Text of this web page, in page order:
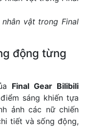
vật trong Final
động từng
Final Gear Bilibili
sáng khiến tựa
ảnh các nữ chiến
tiết và sống động,